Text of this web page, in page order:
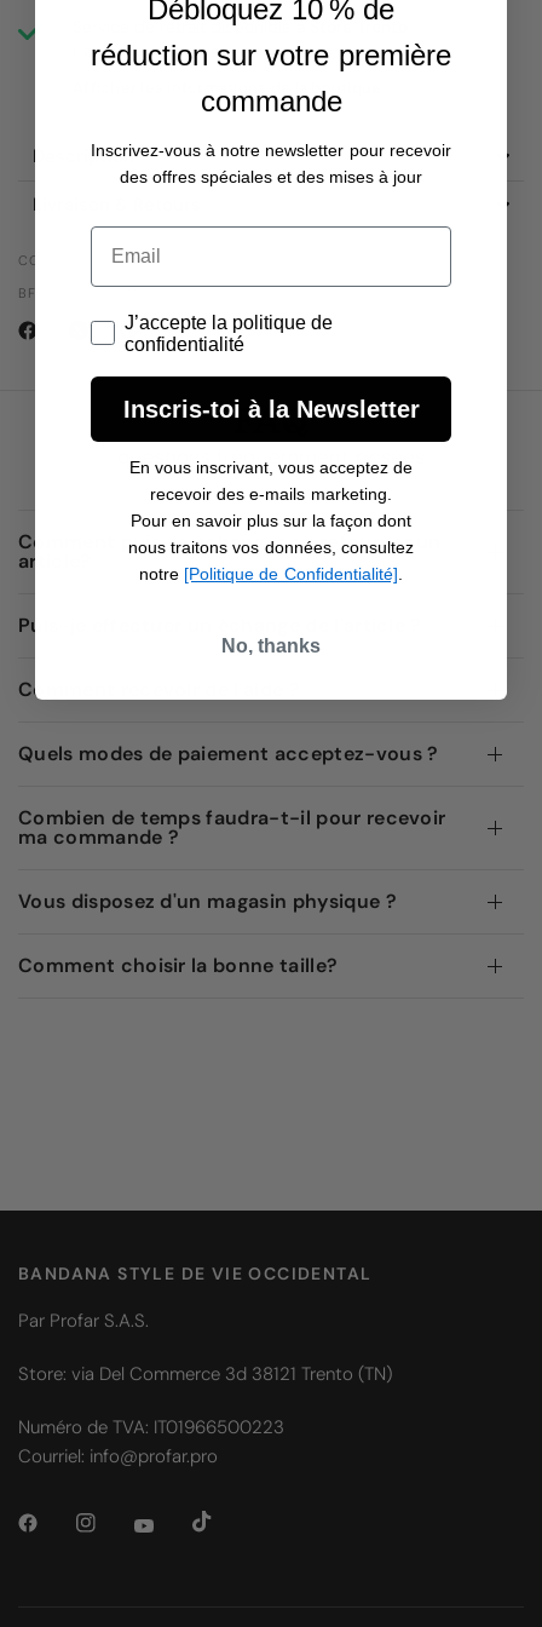
Service de retrait disponible à Store Trento
Habituellement prête en 4 heures
Afficher les informations de la boutique
Description
Livraison & Retours
CODE PRODUIT :
BFWWRO-SXS-M1SCC6
FAQ
questions fréquemment posées
Comment puis-je échanger ou retourner un
article?
Puis-je effectuer un échange de l'article ?
Comment recevoir de l'aide ?
Quels modes de paiement acceptez-vous ?
Combien de temps faudra-t-il pour recevoir
ma commande ?
Vous disposez d'un magasin physique ?
Comment choisir la bonne taille?
BANDANA STYLE DE VIE OCCIDENTAL
Par Profar S.A.S.
Store: via Del Commerce 3d 38121 Trento (TN)
Numéro de TVA: IT01966500223
Courriel: info@profar.pro
Débloquez 10 % de
réduction sur votre première
commande
Inscrivez-vous à notre newsletter pour recevoir
des offres spéciales et des mises à jour
Email
J’accepte la politique de confidentialité
J’accepte la politique de
confidentialité
Inscris-toi à la Newsletter
En vous inscrivant, vous acceptez de
recevoir des e-mails marketing.
Pour en savoir plus sur la façon dont
nous traitons vos données, consultez
notre [Politique de Confidentialité]
No, thanks